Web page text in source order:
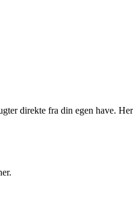
direkte fra din egen have. Her